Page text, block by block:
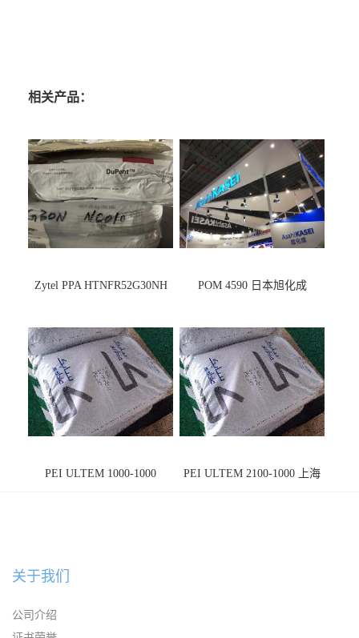
相关产品：
Zytel PPA HTNFR52G30NH POM 4590 日本旭化成
PEI ULTEM 1000-1000
PEI ULTEM 2100-1000 上海
关于我们
公司介绍